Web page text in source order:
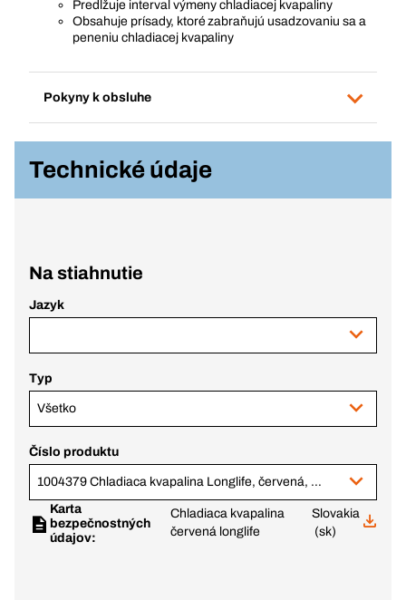
Predlžuje interval výmeny chladiacej kvapaliny
Obsahuje prísady, ktoré zabraňujú usadzovaniu sa a
peneniu chladiacej kvapaliny
Pokyny k obsluhe
Technické údaje
Na stiahnutie
Jazyk
Typ
Všetko
Číslo produktu
1004379 Chladiaca kvapalina Longlife, červená, neriedená, 25 l
Karta
bezpečnostných
údajov:
Chladiaca kvapalina
červená longlife
Slovakia
(sk)